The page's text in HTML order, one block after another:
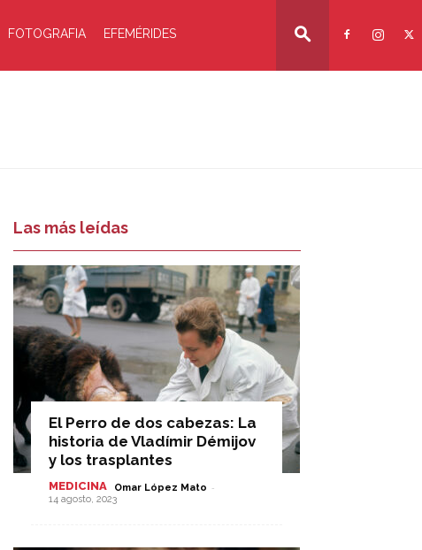
FOTOGRAFIA EFEMÉRIDES
Las más leídas
El Perro de dos cabezas: La
historia de Vladímir Démijov
y los trasplantes
MEDICINA Omar López Mato -
14 agosto, 2023